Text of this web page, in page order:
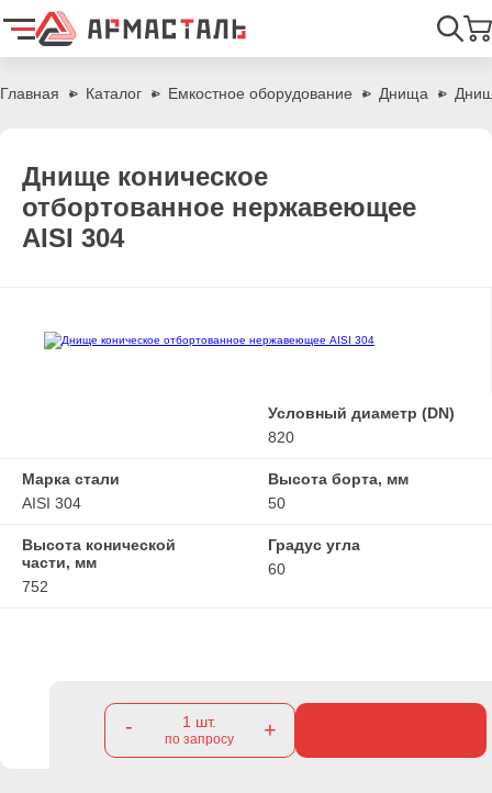
Главная
Каталог Емкостное оборудование Днища
Днище коническое
отбортованное нержавеющее
AISI 304
Условный диаметр (DN)
820
Марка стали
AISI 304
Высота борта, мм
50
Высота конической
части, мм
752
Градус угла
60
- 1 шт.
по запросу +